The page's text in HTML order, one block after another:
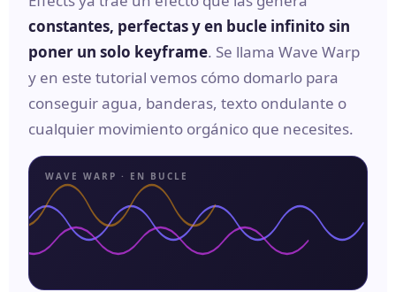
constantes, perfectas y en bucle infinito sin
poner un solo keyframe. Se llama Wave Warp
y en este tutorial vemos cómo domarlo para
conseguir agua, banderas, texto ondulante o
cualquier movimiento orgánico que necesites.
WAVE WARP · EN BUCLE